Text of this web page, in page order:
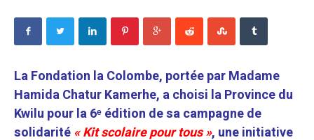
La Fondation la Colombe, portée par Madame
Hamida Chatur Kamerhe, a choisi la Province du
Kwilu pour la 6ᵉ édition de sa campagne de
solidarité« Kit scolaire pour tous », une initiative